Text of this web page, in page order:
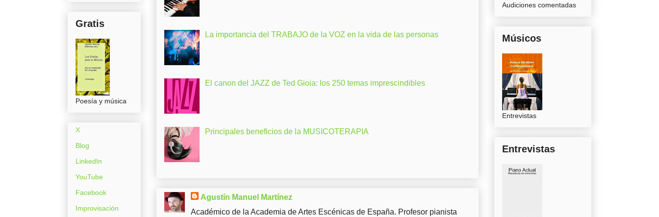
La importancia del TRABAJO de la VOZ en la vida de las personas
El canon del JAZZ de Ted Gioia: los 250 temas imprescindibles
Principales beneficios de la MUSICOTERAPIA
Agustín Manuel Martínez
Académico de la Academia de Artes Escénicas de España. Profesor pianista
Gratis
Poesía y música
X
Blog
LinkedIn
YouTube
Facebook
Improvisación
Audiciones comentadas
Músicos
Entrevistas
Entrevistas